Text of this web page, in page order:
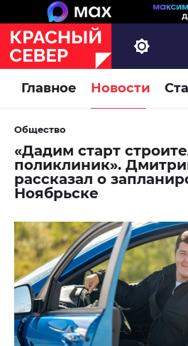
Главное Новости
Общество
«Дадим старт
поликлиник».
рассказал о
Ноябрьске